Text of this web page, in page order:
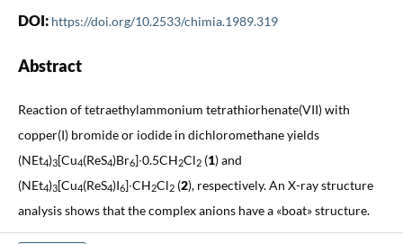
DOI: https://doi.org/10.2533/chimia.1989.319
Abstract
Reaction of tetraethylammonium tetrathiorhenate(VII) with
copper(I) bromide or iodide in dichloromethane yields
(NEt4)3[Cu4(ReS4)Br6]∙0.5CH2Cl2(1) and
(NEt4)3[Cu4(ReS4)I6]∙CH2Cl2(2), respectively. An X-ray structure
analysis shows that the complex anions have a «boat» structure.